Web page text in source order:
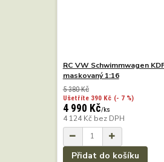
RC VW Schwimmwagen
maskovaný 1:16
5 380 Kč
Ušetříte 390 Kč (- 7 %)
4 990 Kč/ks
4 124 Kč bez DPH
Přidat do košíku